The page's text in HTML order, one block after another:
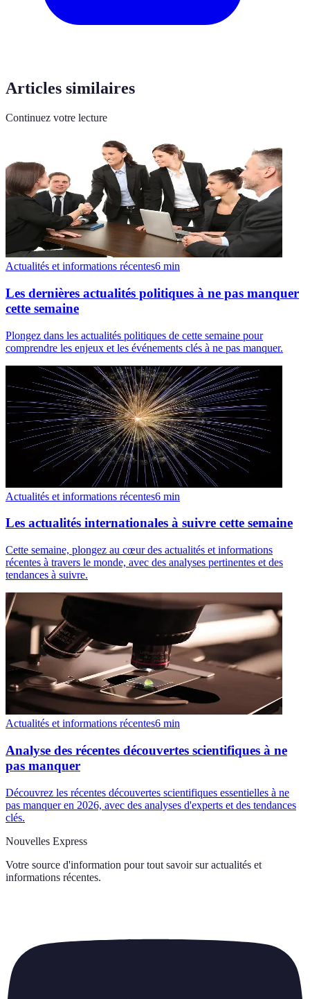
Articles similaires
Continuez votre lecture
Actualités et informations récentes6 min
Les dernières actualités politiques à ne pas manquer
cette semaine
Plongez dans les actualités politiques de cette semaine pour
comprendre les enjeux et les événements clés à ne pas manquer.
Actualités et informations récentes6 min
Les actualités internationales à suivre cette semaine
Cette semaine, plongez au cœur des actualités et informations
récentes à travers le monde, avec des analyses pertinentes et des
tendances à suivre.
Actualités et informations récentes6 min
Analyse des récentes découvertes scientifiques à ne
pas manquer
Découvrez les récentes découvertes scientifiques essentielles à ne
pas manquer en 2026, avec des analyses d'experts et des tendances
clés.
Nouvelles Express
Votre source d'information pour tout savoir sur actualités et
informations récentes.